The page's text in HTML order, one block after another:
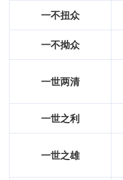
一不扭众
一不拗众
一世两清
一世之利
一世之雄